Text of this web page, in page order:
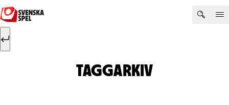
Hoppa till innehåll
Sök efter:
TAGGARKIV